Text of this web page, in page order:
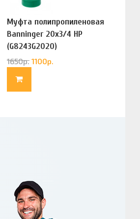
Муфта полипропиленовая
Banninger 20х3/4 НР
(G8243G2020)
1650р. 1100р.